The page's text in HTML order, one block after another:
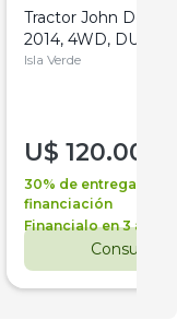
Tractor John Deere
2014, 4WD, DUAL
Isla Verde
U$ 120.000
30% de entrega +
financiación
Financialo en 3 años
Consultar